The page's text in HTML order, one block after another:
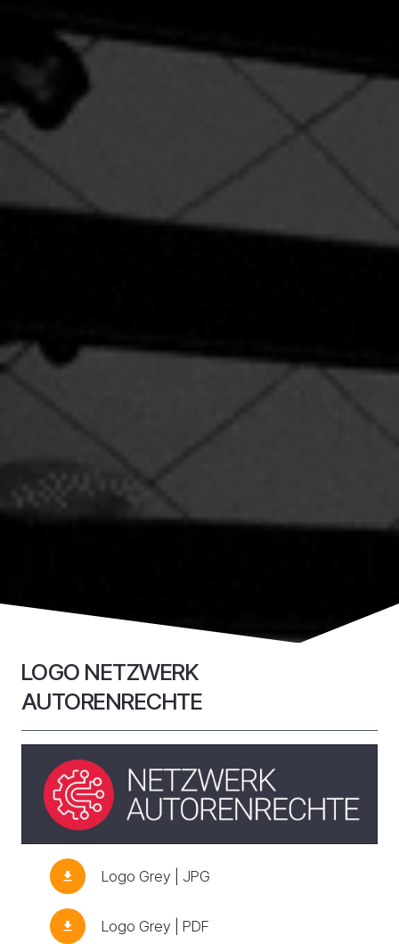
LOGO NETZWERK
AUTORENRECHTE
download Logo Grey | JPG
download Logo Grey | PDF